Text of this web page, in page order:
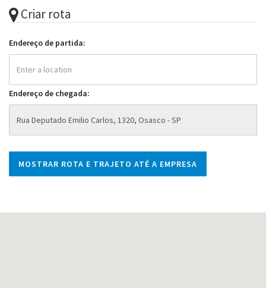
Criar rota
Endereço de partida:
Endereço de chegada: